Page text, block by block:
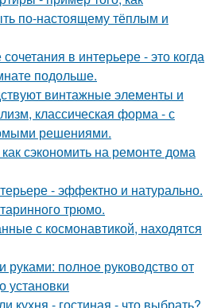
по-настоящему тёплым и
в интерьере - это когда
подольше.
винтажные элементы и
классическая форма - с
решениями.
сэкономить на ремонте дома
- эффектно и натурально.
трюмо.
с космонавтикой, находятся
полное руководство от
установки